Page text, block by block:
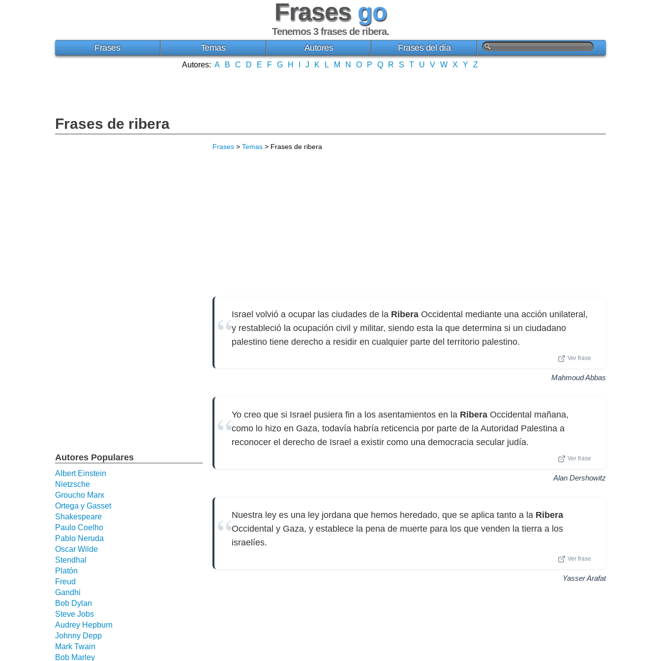
Frases go
Tenemos 3frases de ribera.
Frases Temas Autores Frases del día
Autores: A B C D E F G H J K L M N O P Q R S T U V W X Y Z
Frases de ribera
Frases > Temas > Frases de ribera
Israel volvió a ocupar las ciudades de la Ribera Occidental mediante una acción unilateral,
y restableció la ocupación civil y militar, siendo esta la que determina si un ciudadano
palestino tiene derecho a residir en cualquier parte del territorio palestino.
Ver frase
Mahmoud Abbas
Yo creo que si Israel pusiera fin a los asentamientos en la Ribera Occidental mañana,
como lo hizo en Gaza, todavía habría reticencia por parte de la Autoridad Palestina a
reconocer el derecho de Israel a existir como una democracia secular judía.
Ver frase
Alan Dershowitz
Nuestra ley es una ley jordana que hemos heredado, que se aplica tanto a la Ribera
Occidental y Gaza, y establece la pena de muerte para los que venden la tierra a los
israelíes.
Ver frase
Yasser Arafat
Autores Populares
Albert Einstein
Nietzsche
Groucho Marx
Ortega y Gasset
Shakespeare
Paulo Coelho
Pablo Neruda
Oscar Wilde
Stendhal
Platón
Freud
Gandhi
Bob Dylan
Steve Jobs
Audrey Hepburn
Johnny Depp
Mark Twain
Bob Marley